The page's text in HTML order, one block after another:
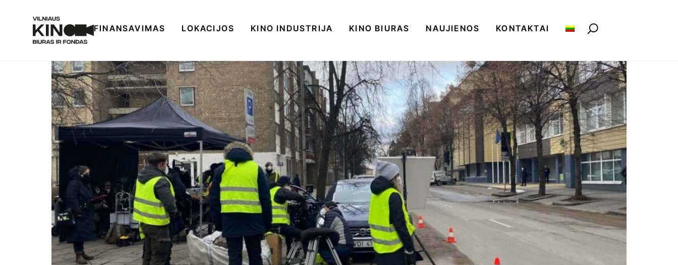
FINANSAVIMAS LOKACIJOS KINO INDUSTRIJA KINO BIURAS NAUJIENOS KONTAKTAI